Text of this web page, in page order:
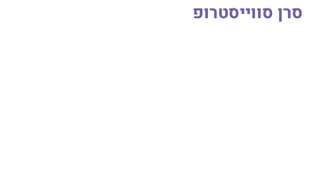
סרן סווייסטרופ